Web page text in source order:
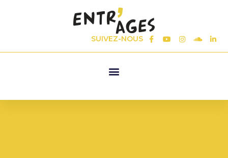
SUIVEZ-NOUS